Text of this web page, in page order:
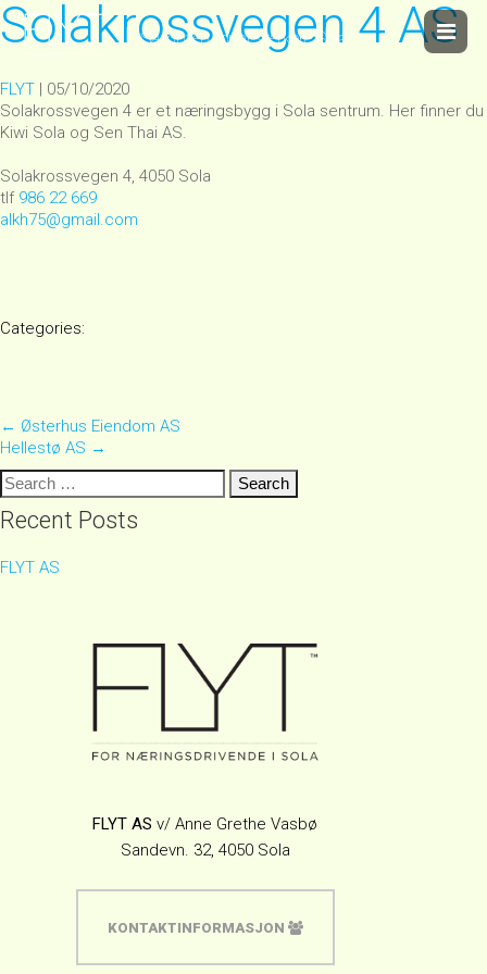
Sammen for et sterkere Sola
Solakrossvegen 4 AS
FLYT | 05/10/2020
Solakrossvegen 4 er et næringsbygg i Sola sentrum. Her finner du
Kiwi Sola og Sen Thai AS.
Solakrossvegen 4, 4050 Sola
tlf 986 22 669
alkh75@gmail.com
Categories:
Post
navigation
← Østerhus Eiendom AS
Hellestø AS →
Search
for:
Recent Posts
FLYT AS
FLYT AS v/ Anne Grethe Vasbø
Sandevn. 32, 4050 Sola
KONTAKTINFORMASJON